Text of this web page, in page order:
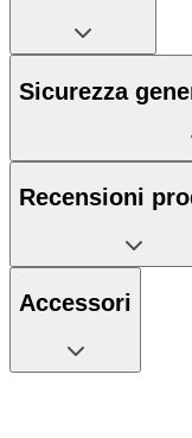
Sicurezza
Recensioni
Accessori